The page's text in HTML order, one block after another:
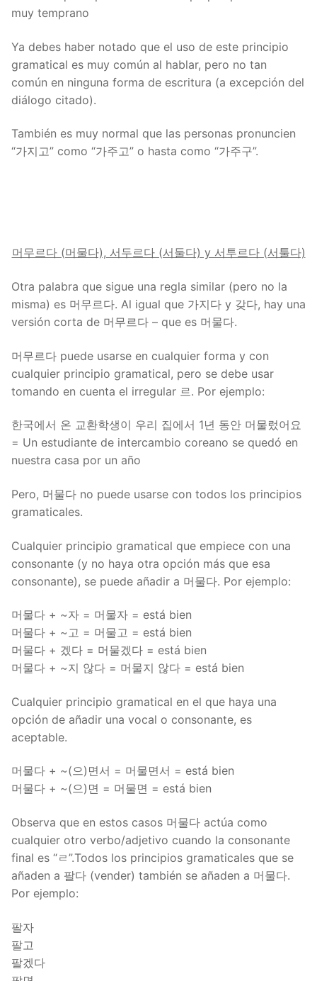
muy temprano
Ya debes haber notado que el uso de este principio
gramatical es muy común al hablar, pero no tan
común en ninguna forma de escritura (a excepción del
diálogo citado).
También es muy normal que las personas pronuncien
“가지고” como “가주고” o hasta como “가주구”.
머무르다 (머물다), 서두르다 (서둘다) y 서투르다 (서툴다)
Otra palabra que sigue una regla similar (pero no la
misma) es 머무르다. Al igual que 가지다 y 갖다, hay una
versión corta de 머무르다 – que es 머물다.
머무르다 puede usarse en cualquier forma y con
cualquier principio gramatical, pero se debe usar
tomando en cuenta el irregular 르. Por ejemplo:
한국에서 온 교환학생이 우리 집에서 1년 동안 머물렀어요
= Un estudiante de intercambio coreano se quedó en
nuestra casa por un año
Pero, 머물다 no puede usarse con todos los principios
gramaticales.
Cualquier principio gramatical que empiece con una
consonante (y no haya otra opción más que esa
consonante), se puede añadir a 머물다. Por ejemplo:
머물다 + ~자 = 머물자 = está bien
머물다 + ~고 = 머물고 = está bien
머물다 + 겠다 = 머물겠다 = está bien
머물다 + ~지 않다 = 머물지 않다 = está bien
Cualquier principio gramatical en el que haya una
opción de añadir una vocal o consonante, es
aceptable.
머물다 + ~(으)면서 = 머물면서 = está bien
머물다 + ~(으)면 = 머물면 = está bien
Observa que en estos casos 머물다 actúa como
cualquier otro verbo/adjetivo cuando la consonante
final es “ㄹ”.Todos los principios gramaticales que se
añaden a 팔다 (vender) también se añaden a 머물다.
Por ejemplo:
팔자
팔고
팔겠다